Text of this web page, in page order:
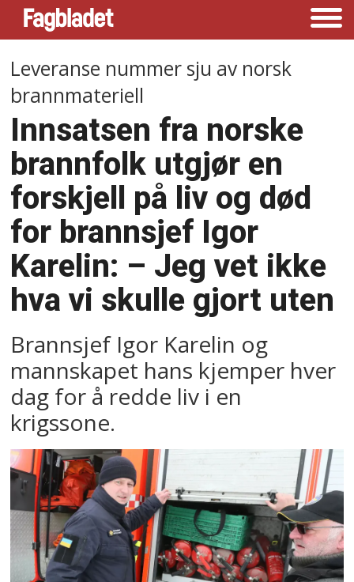
Leveranse nummer sju av norsk
brannmateriell
Innsatsen fra norske
brannfolk utgjør en
forskjell på liv og død
for brannsjef Igor
Karelin: –⁠ Jeg vet ikke
hva vi skulle gjort uten
Brannsjef Igor Karelin og
mannskapet hans kjemper hver
dag for å redde liv i en
krigssone.